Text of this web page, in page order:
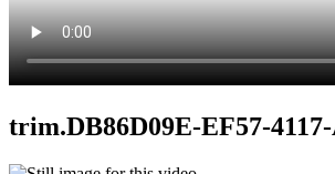
trim.DB86D09E-EF57-